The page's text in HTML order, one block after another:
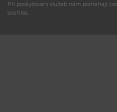
Při poskytování služeb nám pomáhají
souhlas.